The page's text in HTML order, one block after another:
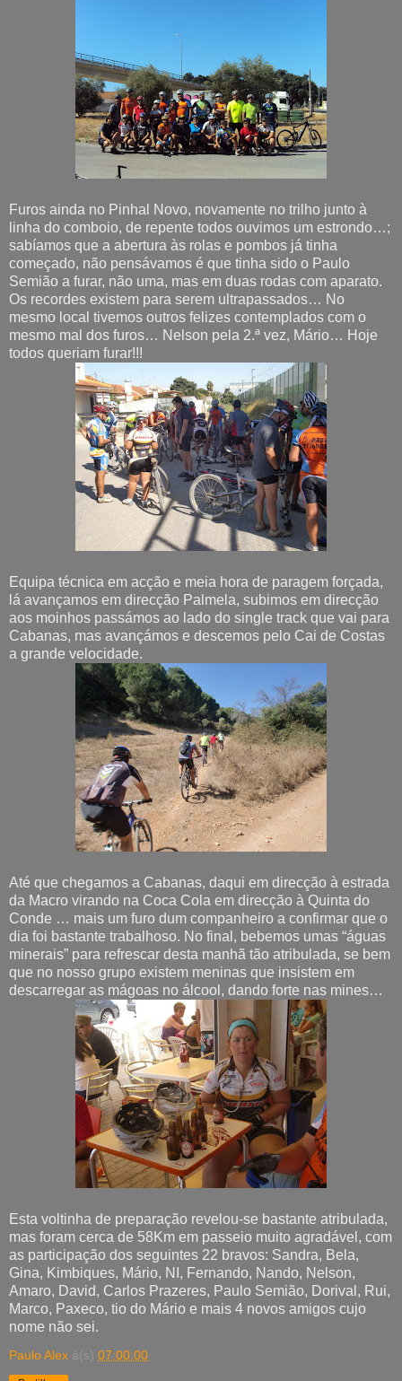
Furos ainda no Pinhal Novo, novamente no trilho junto à
linha do comboio, de repente todos ouvimos um estrondo…;
sabíamos que a abertura às rolas e pombos já tinha
começado, não pensávamos é que tinha sido o Paulo
Semião a furar, não uma, mas em duas rodas com aparato.
Os recordes existem para serem ultrapassados… No
mesmo local tivemos outros felizes contemplados com o
mesmo mal dos furos… Nelson pela 2.ª vez, Mário… Hoje
todos queriam furar!!!
Equipa técnica em acção e meia hora de paragem forçada,
lá avançamos em direcção Palmela, subimos em direcção
aos moinhos passámos ao lado do single track que vai para
Cabanas, mas avançámos e descemos pelo Cai de Costas
a grande velocidade.
Até que chegamos a Cabanas, daqui em direcção à estrada
da Macro virando na Coca Cola em direcção à Quinta do
Conde … mais um furo dum companheiro a confirmar que o
dia foi bastante trabalhoso. No final, bebemos umas “águas
minerais” para refrescar desta manhã tão atribulada, se bem
que no nosso grupo existem meninas que insistem em
descarregar as mágoas no álcool, dando forte nas mines…
Esta voltinha de preparação revelou-se bastante atribulada,
mas foram cerca de 58Km em passeio muito agradável, com
as participação dos seguintes 22 bravos: Sandra, Bela,
Gina, Kimbiques, Mário, NI, Fernando, Nando, Nelson,
Amaro, David, Carlos Prazeres, Paulo Semião, Dorival, Rui,
Marco, Paxeco, tio do Mário e mais 4 novos amigos cujo
nome não sei.
Paulo Alex à(s) 07:00:00